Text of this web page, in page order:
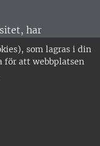
som lagras i din
för att webbplatsen
har
är
är
•
•